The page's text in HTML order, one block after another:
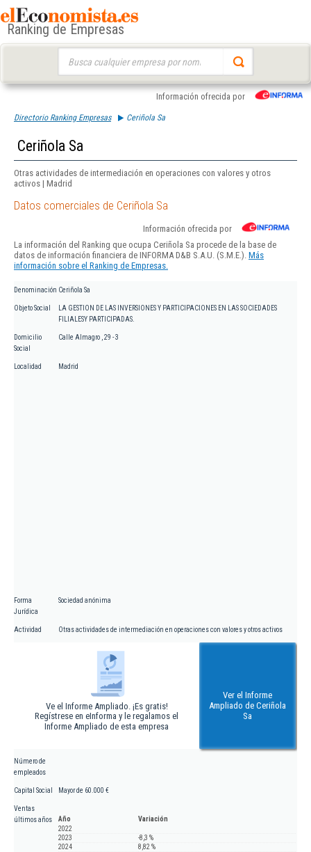
Ranking de Empresas
Información ofrecida por
Directorio Ranking Empresas Ceriñola Sa
Ceriñola Sa
Otras actividades de intermediación en operaciones con valores y otros
activos | Madrid
Datos comerciales de Ceriñola Sa
Información ofrecida por
La información del Ranking que ocupa Ceriñola Sa procede de la base de
datos de información financiera de INFORMA D&B S.A.U. (S.M.E.). Más
información sobre el Ranking de Empresas.
Denominación Ceriñola Sa
Objeto Social
LA GESTION DE LAS INVERSIONES Y PARTICIPACIONES EN LAS SOCIEDADES
FILIALESY PARTICIPADAS.
Domicilio
Social
Calle Almagro , 29 - 3
Localidad Madrid
Forma
Jurídica
Sociedad anónima
Actividad Otras actividades de intermediación en operaciones con valores y otros activos
Ve el Informe Ampliado. ¡Es gratis!
Regístrese en eInforma y le regalamos el
Informe Ampliado de esta empresa
Ver el Informe
Ampliado de Ceriñola
Sa
Número de
empleados
Capital Social Mayor de 60.000 €
Ventas
últimos años
Año
Variación
2022
2023
-8,3 %
2024
8,82 %